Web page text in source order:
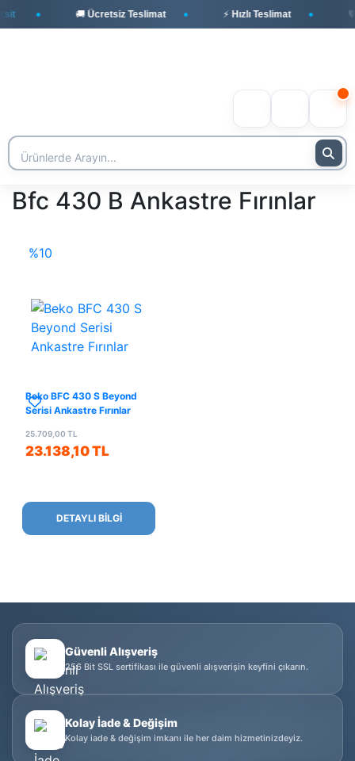
🚚 Ücretsiz Teslimat ⚡ Hızlı Teslimat 🛡️
Bfc 430 B Ankastre Fırınlar
%10
Beko BFC 430 S Beyond
Serisi Ankastre Fırınlar
23.138,10 TL
25.709,00 TL
DETAYLI BİLGİ
Güvenli Alışveriş
256 Bit SSL sertifikası ile güvenli alışverişin keyfini çıkarın.
Kolay İade & Değişim
Kolay iade & değişim imkanı ile her daim hizmetinizdeyiz.